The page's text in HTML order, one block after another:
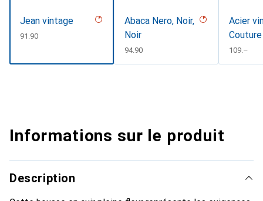
Jean vintage
CHF
91.90
Abaca Nero, Noir,
Noir
CHF
94.90
Acier
Couture
CHF
109.–
Informations sur le produit
Description